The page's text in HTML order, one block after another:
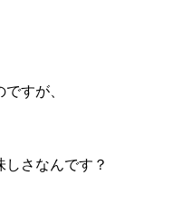
すが、
さなんです？